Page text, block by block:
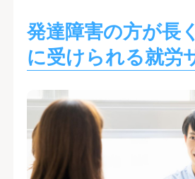
発達障害の方が長
に受けられる就労